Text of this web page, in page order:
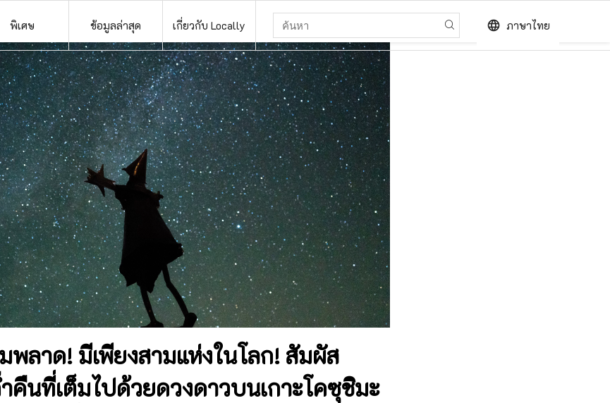
พิเศษ ข้อมูลล่าสุด เกี่ยวกับ Locally language ภาษาไทย
พลาด! มีเพียงสามแห่งในโลก! สัมผัส
คืนที่เต็มไปด้วยดวงดาวบนเกาะโคซุชิมะ